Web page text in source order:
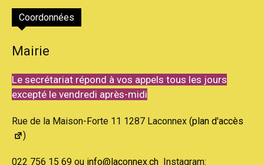
Coordonnées
Mairie
Le secrétariat répond à vos appels tous les jours
excepté le vendredi après-midi
Rue de la Maison-Forte 11 1287 Laconnex (plan d'accès
)
022 756 15 69 ou info@laconnex.ch Instagram: